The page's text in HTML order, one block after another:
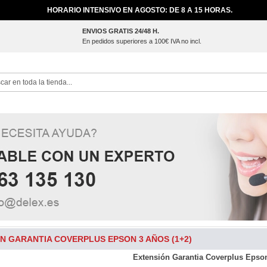
HORARIO INTENSIVO EN AGOSTO: DE 8 A 15 HORAS.
ENVIOS GRATIS 24/48 H.
En pedidos superiores a 100€ IVA no incl.
GARANTIA COVERPLUS EPSON 3 AÑOS (1+2)
Extensión Garantia Coverplus